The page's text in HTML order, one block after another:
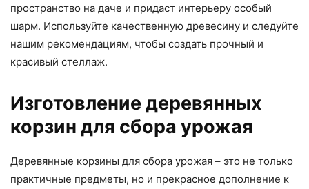
пространство на даче и придаст интерьеру особый
шарм. Используйте качественную древесину и следуйте
нашим рекомендациям, чтобы создать прочный и
красивый стеллаж.
Изготовление деревянных
корзин для сбора урожая
Деревянные корзины для сбора урожая – это не только
практичные предметы, но и прекрасное дополнение к